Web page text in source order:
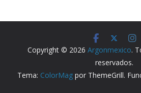
Copyright © 2026 Argonmexico.
reservados.
Tema: ColorMagpor ThemeGrill.